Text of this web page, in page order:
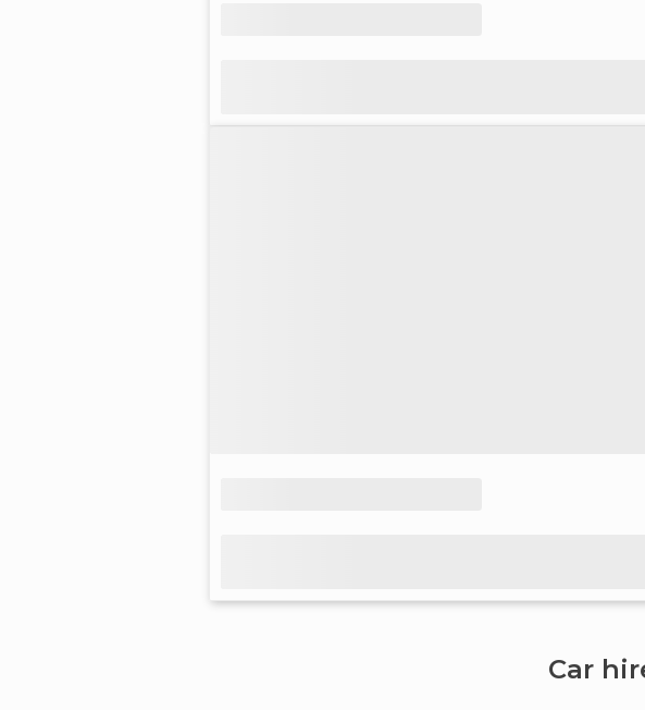
Car